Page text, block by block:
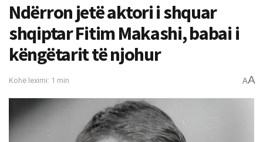
Ndërron jetë aktori i shquar
shqiptar Fitim Makashi, babai i
këngëtarit të njohur
Kohë leximi: 1 min AA